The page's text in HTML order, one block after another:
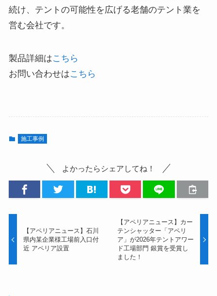
続け、テントの可能性を広げる老舗のテント業を
営む会社です。
製品詳細はこちら
お問い合わせはこちら
施工事例
よかったらシェアしてね！
【アペリアニュース】石川
県内某企業様工場前入口付
近 アペリア設置
【アペリアニュース】カー
テンシャッター「アペリ
ア」が2026年テントアワー
ド工場部門 銀賞を受賞し
ました！